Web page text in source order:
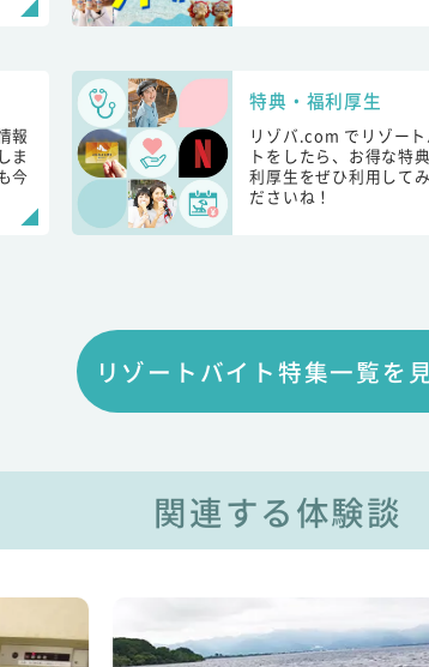
報
ま
今
特典・福利厚生
リゾバ.com でリゾート
トをしたら、お得な特
利厚生をぜひ利用して
ださいね！
リゾートバイト特集一覧を
関連する体験談